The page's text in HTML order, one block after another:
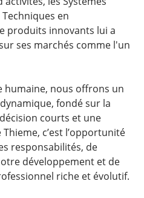
en
produits innovants lui a
ses marchés comme l'un
humaine, nous offrons un
fondé sur la
courts et une
c’est l’opportunité
responsabilités, de
développement et de
riche et évolutif.